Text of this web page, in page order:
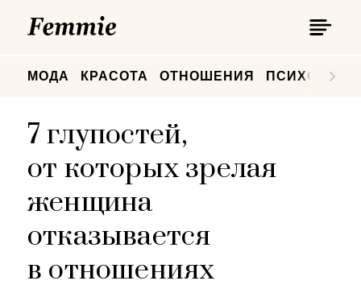
МОДА КРАСОТА ОТНОШЕНИЯ
7 глупостей,
от которых зрелая
женщина
отказывается
в отношениях